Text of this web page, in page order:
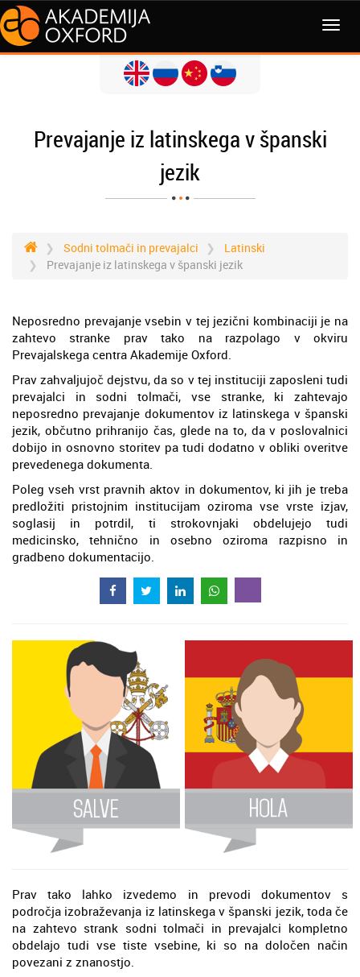
MENI
Prevajanje iz latinskega v španski
jezik
Sodni tolmači in prevajalci
Latinski
Prevajanje iz latinskega v španski jezik
Neposredno prevajanje vsebin v tej jezični kombinaciji je na
zahtevo stranke prav tako na razpolago v okviru
Prevajalskega centra Akademije Oxford.
Prav zahvaljujoč dejstvu, da so v tej instituciji zaposleni tudi
prevajalci in sodni tolmači, vse stranke, ki zahtevajo
neposredno prevajanje dokumentov iz latinskega v španski
jezik, občutno prihranijo čas, glede na to, da v poslovalnici
dobijo in osnovno storitev pa tudi dodatno v obliki overitve
prevedenega dokumenta.
Poleg vseh vrst pravnih aktov in dokumentov, ki jih je treba
predložiti pristojnim institucijam oziroma vse vrste izjav,
soglasij in potrdil, ti strokovnjaki obdelujejo tudi
medicinsko, tehnično in osebno oziroma razpisno in
gradbeno dokumentacijo.
Prav tako lahko izvedemo in prevodi dokumentov s
področja izobraževanja iz latinskega v španski jezik, toda če
na zahtevo strank sodni tolmači in prevajalci kompletno
obdelajo tudi vse tiste vsebine, ki so na določen način
povezani z znanostjo.